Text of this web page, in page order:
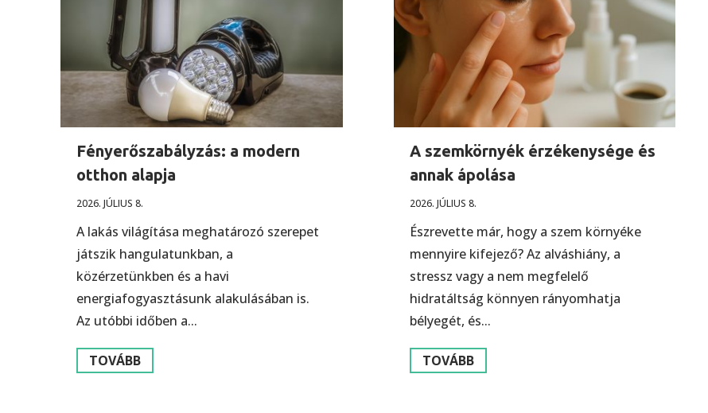
Fényerőszabályzás: a modern
otthon alapja
2026. JÚLIUS 8.
A lakás világítása meghatározó szerepet
játszik hangulatunkban, a
közérzetünkben és a havi
energiafogyasztásunk alakulásában is.
Az utóbbi időben a...
TOVÁBB
A szemkörnyék érzékenysége és
annak ápolása
2026. JÚLIUS 8.
Észrevette már, hogy a szem környéke
mennyire kifejező? Az alváshiány, a
stressz vagy a nem megfelelő
hidratáltság könnyen rányomhatja
bélyegét, és...
TOVÁBB